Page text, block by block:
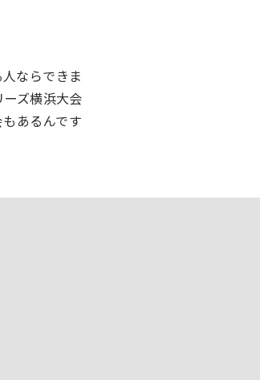
ならできま
ズ横浜大会
あるんです